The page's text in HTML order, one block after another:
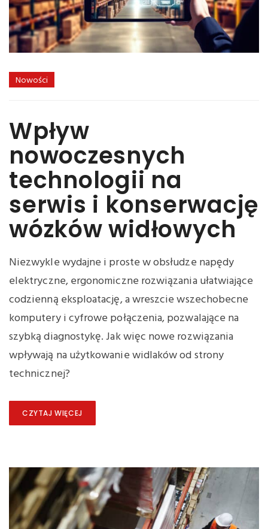
Nowości
Wpływ
nowoczesnych
technologii na
serwis i konserwację
wózków widłowych
Niezwykle wydajne i proste w obsłudze napędy
elektryczne, ergonomiczne rozwiązania ułatwiające
codzienną eksploatację, a wreszcie wszechobecne
komputery i cyfrowe połączenia, pozwalające na
szybką diagnostykę. Jak więc nowe rozwiązania
wpływają na użytkowanie widlaków od strony
technicznej?
CZYTAJ WIĘCEJ